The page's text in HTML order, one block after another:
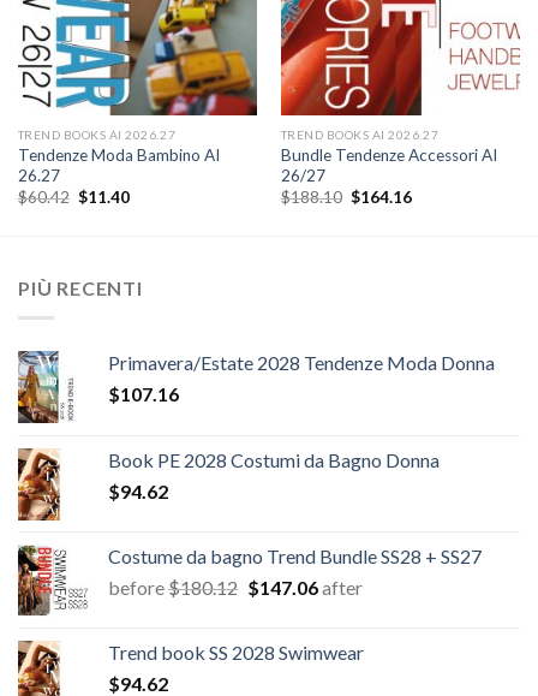
TREND BOOKS AI 2026.27
Tendenze Moda Bambino AI
26.27
$60.42 Il
$11.40Il
TREND BOOKS AI 2026.27
Bundle Tendenze Accessori AI
26/27
$188.10 Il
$164.16Il
PIÙ RECENTI
Primavera/Estate 2028 Tendenze Moda Donna
$107.16
Book PE 2028 Costumi da Bagno Donna
$94.62
Costume da bagno Trend Bundle SS28 + SS27
before$180.12 Il
era:
$147.06Il
è:
after
Trend book SS 2028 Swimwear
$94.62